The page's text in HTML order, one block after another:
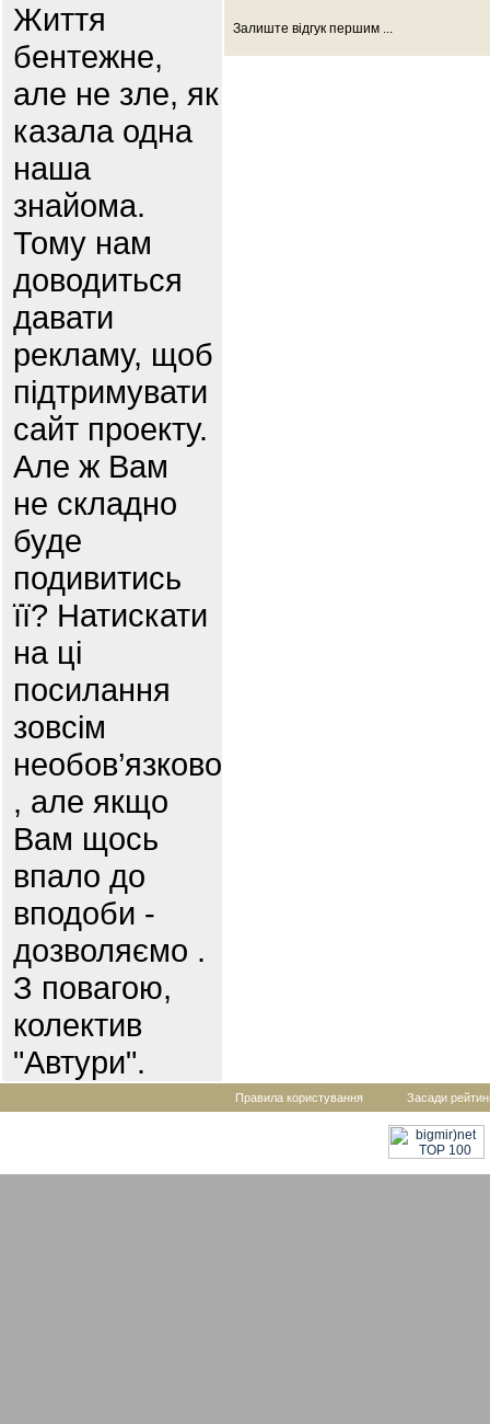
Життя
бентежне,
але не зле, як
казала одна
наша
знайома.
Тому нам
доводиться
давати
рекламу, щоб
підтримувати
сайт проекту.
Але ж Вам
не складно
буде
подивитись
її? Натискати
на ці
посилання
зовсім
необов’язково
, але якщо
Вам щось
впало до
вподоби -
дозволяємо .
З повагою,
колектив
"Автури".
Залиште відгук першим ...
Правила користування Засади